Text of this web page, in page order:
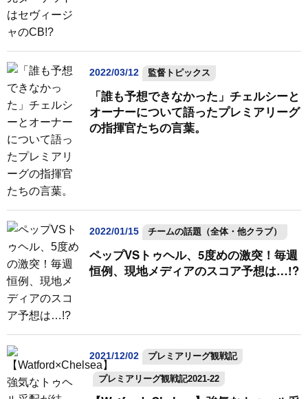
2022/03/12 監督トピックス
「誰も予想できなかった」チェルシーと
オーナーについて語ったプレミアリーグ
の指揮官たちの言葉。
2022/01/15 チームの話題（全体・他クラブ）
ペップVSトゥヘル、5度めの激突！毎週
恒例、現地メディアのスコア予想は…!?
2021/12/02 プレミアリーグ観戦記
プレミアリーグ観戦記2021-22